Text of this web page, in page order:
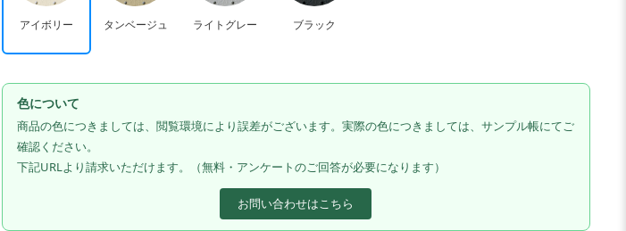
アイボリー タンベージュ ライトグレー ブラック
色について
商品の色につきましては、閲覧環境により誤差がございます。実際の色につきましては、サンプル帳にてご
確認ください。
下記URLより請求いただけます。（無料・アンケートのご回答が必要になります）
お問い合わせはこちら